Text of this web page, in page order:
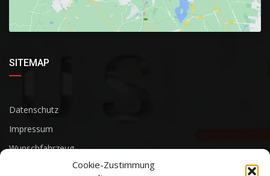
Cookie-Zustimmung
SITEMAP
Datenschutz
Impressum
Wunschfahrzeug
Unsere Fahrzeuge